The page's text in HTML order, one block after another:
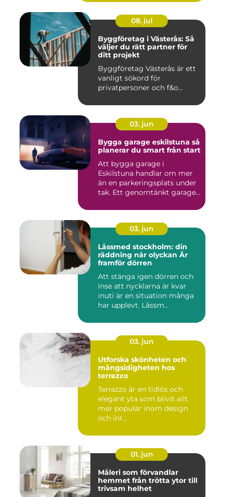
08. jul
Byggföretag i Västerås: Så
väljer du rätt partner för
ditt projekt
Byggföretag Västerås är ett
vanligt sökord för
privatpersoner och f&o...
03. jun
Bygga garage eskilstuna så
planerar du smart från start
Att bygga garage i
Eskilstuna handlar om mer
än en parkeringsplats under
tak. Ett genomtänkt garage
03. jun
Låssmed stockholm: din
räddning när olyckan Är
framför dörren
Att stänga igen dörren och
inse att nycklarna är kvar
inuti är en situation många
har upplevt. Låssm...
03. jun
Utforska skönheten och
mångsidigheten hos
terrazzo
Terrazzo är en tidlös och
elegant yta som blivit allt
mer populär inom design
och inr...
01. jun
Måleri som förvandlar
hemmet från trötta ytor till
trivsam helhet